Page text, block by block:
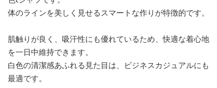
体のラインを美しく見せるスマートな作りが特徴的です。
肌触りが良く、吸汗性にも優れているため、快適な着心地
を一日中維持できます。
白色の清潔感あふれる見た目は、ビジネスカジュアルにも
最適です。